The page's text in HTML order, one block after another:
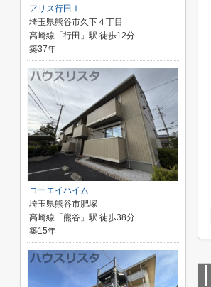
アリス行田Ⅰ
埼玉県熊谷市久下４丁目
高崎線「行田」駅 徒歩12分
築37年
コーエイハイム
埼玉県熊谷市肥塚
高崎線「熊谷」駅 徒歩38分
築15年